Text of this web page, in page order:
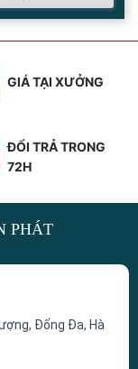
GIÁ TẠI XƯỞNG
ĐỔI TRẢ TRONG
72H
PHÁT
Đống Đa, Hà